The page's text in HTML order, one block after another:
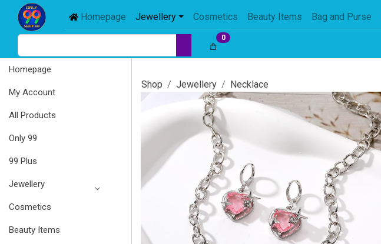
Homepage Jewellery Cosmetics Beauty Items Bag and Purse
0
Homepage
My Account
All Products
Only 99
99 Plus
Jewellery
Cosmetics
Beauty Items
Shop Jewellery Necklace